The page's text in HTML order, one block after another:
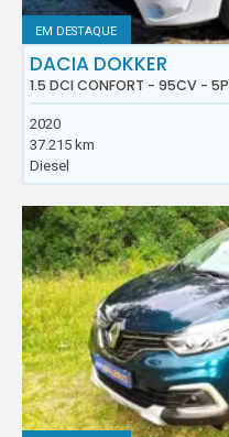
EM DESTAQUE
DACIA DOKKER
1.5 DCI CONFORT - 95CV - 5P
2020
37.215 km
Diesel